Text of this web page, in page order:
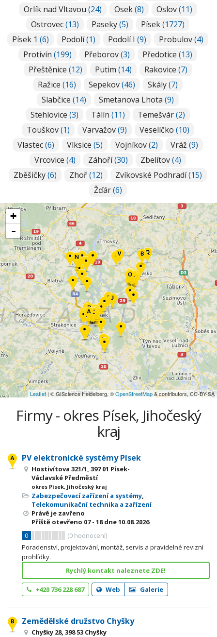
Orlík nad Vltavou (24) Osek(8) Oslov(11)
Ostrovec(13) Paseky(5) Písek(1727)
Písek 1 (6) Podolí(1) Podolí I (9) Probulov(4)
Protivín (199) Přeborov(3) Předotice (13)
Přeštěnice (12) Putim (14) Rakovice (7)
Ražice (16) Sepekov(46) Skály(7)
Slabčice (14) Smetanova Lhota (9)
Stehlovice (3) Tálín (11) Temešvár(2)
Touškov(1) Varvažov(9) Veselíčko (10)
Vlastec(6) Vlksice (5) Vojníkov(2) Vráž (9)
Vrcovice (4) Záhoří(30) Zbelítov(4)
Zběšičky(6) Zhoř(12) Zvíkovské Podhradí(15)
Žďár(6)
+
-
Leaflet | © GIScience Heidelberg, ©OpenStreetMap& contributors, CC-BY-SA
Firmy - okres Písek, Jihočeský
kraj
PV elektronické systémy Písek
Hostivítova 321/1, 397 01 Písek-
Václavské Předměstí
okres Písek, Jihočeský kraj
Zabezpečovací zařízení a systémy,
Telekomunikační technika a zařízení
Právě je zavřeno
Příště otevřeno 07 - 18dne 10.08.2026
0
(0 hodnocení)
Poradenství, projektování, montáž, servis a pravidelné revizní
prohlídky.
Rychlý kontakt naleznete ZDE!
+420 736 228 687 Web Galerie
Zemědělské družstvo Chyšky
Chyšky 28, 398 53 Chyšky